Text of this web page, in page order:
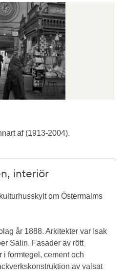
af (1913-2004).
interiör
om Östermalms
år 1888. Arkitekter var Isak
Salin. Fasader av rött
i formtegel, cement och
av valsat